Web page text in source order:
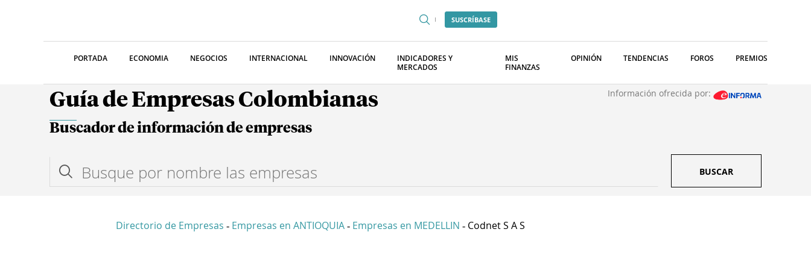
SUSCRÍBASE
PORTADA ECONOMIA NEGOCIOS INTERNACIONAL INNOVACIÓN
INDICADORES Y
MERCADOS
MIS
FINANZAS
OPINIÓN TENDENCIAS FOROS PREMIOS
Guía de Empresas Colombianas Información ofrecida por:
Buscador de información de empresas
BUSCAR
Directorio de Empresas - Empresas en ANTIOQUIA - Empresas en MEDELLIN - Codnet S A S